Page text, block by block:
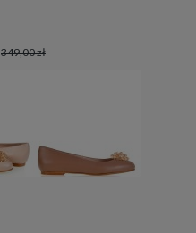
349,00 zł